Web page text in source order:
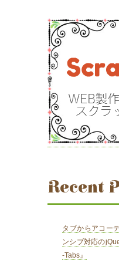
Recent
タブからアコー
ンシブ対応の
-Tabs』